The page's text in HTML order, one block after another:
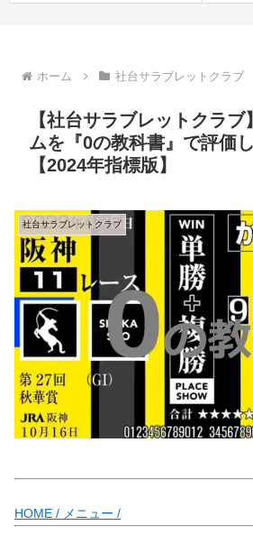
ホーム 社台サラブレットクラブ
【社台サラブレットクラ
ムを『0の教科書』で評価
【2024年指標版】
社台サラブレットクラブ
HOME / メニュー /